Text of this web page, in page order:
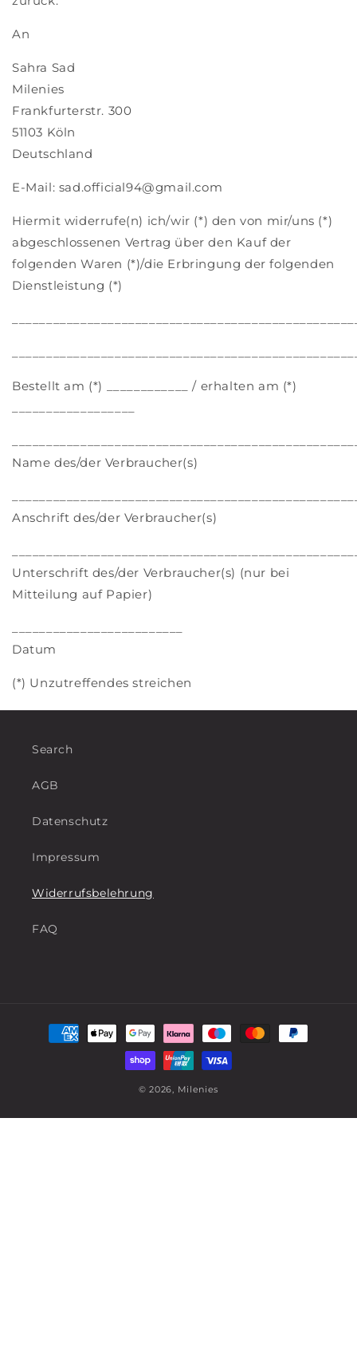
An
Sahra Sad
Milenies
Frankfurterstr. 300
51103 Köln
Deutschland
E-Mail: sad.official94@gmail.com
Hiermit widerrufe(n) ich/wir (*) den von mir/uns (*)
abgeschlossenen Vertrag über den Kauf der
folgenden Waren (*)/die Erbringung der folgenden
Dienstleistung (*)
Bestellt am (*) ____________ / erhalten am (*)
Name des/der Verbraucher(s)
Anschrift des/der Verbraucher(s)
Unterschrift des/der Verbraucher(s) (nur bei
Mitteilung auf Papier)
Datum
(*) Unzutreffendes streichen
Search
AGB
Datenschutz
Impressum
Widerrufsbelehrung
FAQ
Zahlungsmethoden
© 2026, Milenies